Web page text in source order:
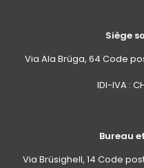
Siège
Via Ala Brüga, 64 Code
IDI-IVA :
Bureau
Via Brüsighell, 14 Code